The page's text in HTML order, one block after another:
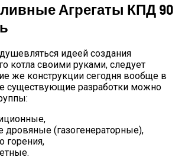
Агрегаты КПД 90
идеей создания
котла своими руками, следует
же конструкции сегодня вообще в
существующие разработки можно
дровяные (газогенераторные),
горения,